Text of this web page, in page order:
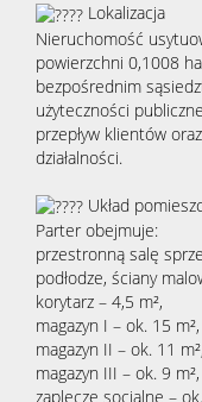
Lokalizacja
Nieruchomość
powierzchni 0,1008
bezpośrednim
użyteczności
przepływ klientów
działalności.
Układ
Parter obejmuje:
przestronną salę
podłodze, ściany
korytarz – 4,5 m²,
magazyn I – ok. 15 m²,
magazyn II – ok. 11 m²,
magazyn III – ok. 9 m²,
zaplecze socjalne –